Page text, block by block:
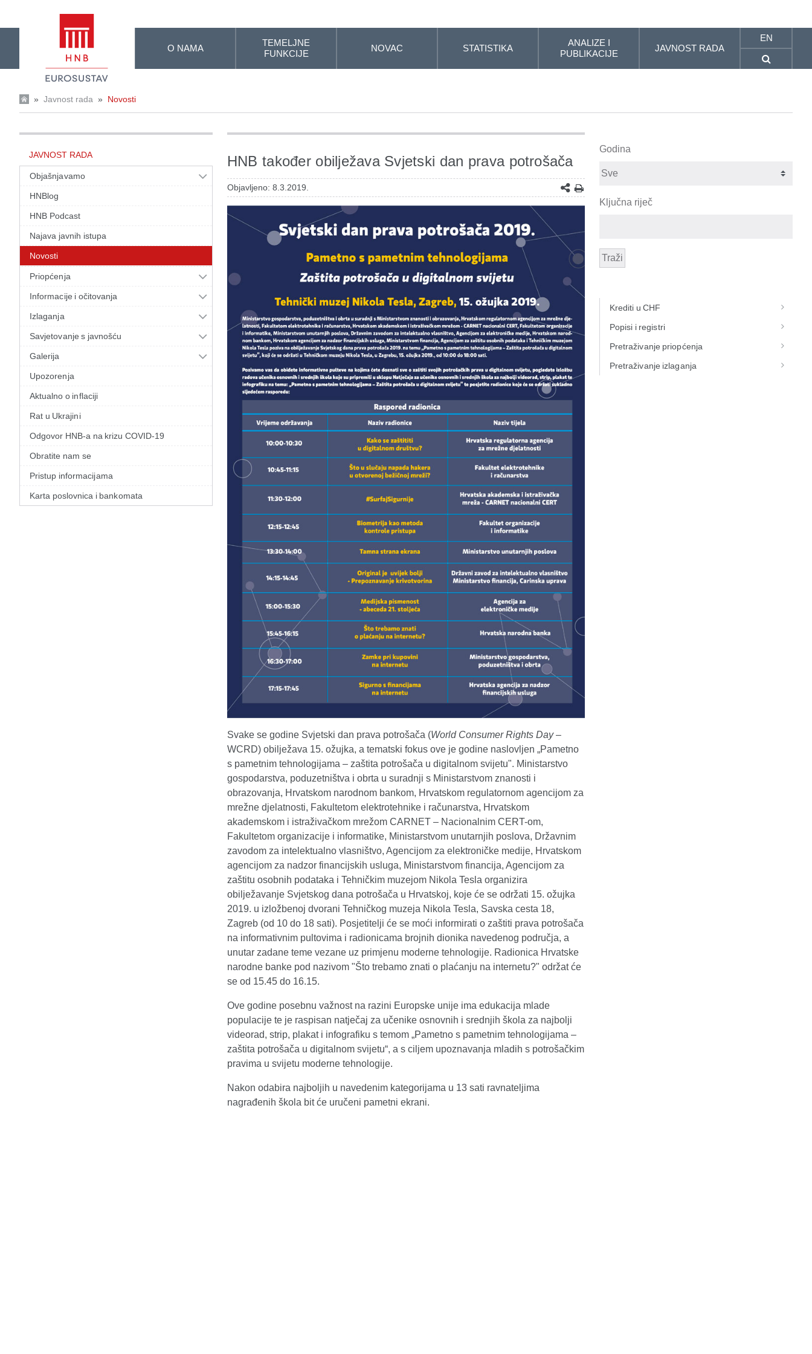
O NAMA
TEMELJNE
FUNKCIJE
NOVAC STATISTIKA
ANALIZE I
PUBLIKACIJE
JAVNOST RADA
EN
» Javnost rada » Novosti
JAVNOST RADA
Objašnjavamo
HNBlog
HNB Podcast
Najava javnih istupa
Novosti
Priopćenja
Informacije i očitovanja
Izlaganja
Savjetovanje s javnošću
Galerija
Upozorenja
Aktualno o inflaciji
Rat u Ukrajini
Odgovor HNB-a na krizu COVID-19
Obratite nam se
Pristup informacijama
Karta poslovnica i bankomata
HNB također obilježava Svjetski dan prava potrošača
Objavljeno: 8.3.2019.
Svake se godine Svjetski dan prava potrošača (World Consumer Rights Day–
WCRD) obilježava 15. ožujka, a tematski fokus ove je godine naslovljen „Pametno
s pametnim tehnologijama – zaštita potrošača u digitalnom svijetu". Ministarstvo
gospodarstva, poduzetništva i obrta u suradnji s Ministarstvom znanosti i
obrazovanja, Hrvatskom narodnom bankom, Hrvatskom regulatornom agencijom za
mrežne djelatnosti, Fakultetom elektrotehnike i računarstva, Hrvatskom
akademskom i istraživačkom mrežom CARNET – Nacionalnim CERT-om,
Fakultetom organizacije i informatike, Ministarstvom unutarnjih poslova, Državnim
zavodom za intelektualno vlasništvo, Agencijom za elektroničke medije, Hrvatskom
agencijom za nadzor financijskih usluga, Ministarstvom financija, Agencijom za
zaštitu osobnih podataka i Tehničkim muzejom Nikola Tesla organizira
obilježavanje Svjetskog dana potrošača u Hrvatskoj, koje će se održati 15. ožujka
2019. u izložbenoj dvorani Tehničkog muzeja Nikola Tesla, Savska cesta 18,
Zagreb (od 10 do 18 sati). Posjetitelji će se moći informirati o zaštiti prava potrošača
na informativnim pultovima i radionicama brojnih dionika navedenog područja, a
unutar zadane teme vezane uz primjenu moderne tehnologije. Radionica Hrvatske
narodne banke pod nazivom "Što trebamo znati o plaćanju na internetu?" održat će
se od 15.45 do 16.15.
Ove godine posebnu važnost na razini Europske unije ima edukacija mlade
populacije te je raspisan natječaj za učenike osnovnih i srednjih škola za najbolji
videorad, strip, plakat i infografiku s temom „Pametno s pametnim tehnologijama –
zaštita potrošača u digitalnom svijetu“, a s ciljem upoznavanja mladih s potrošačkim
pravima u svijetu moderne tehnologije.
Nakon odabira najboljih u navedenim kategorijama u 13 sati ravnateljima
nagrađenih škola bit će uručeni pametni ekrani.
Godina
Ključna riječ
Traži
Krediti u CHF
Popisi i registri
Pretraživanje priopćenja
Pretraživanje izlaganja